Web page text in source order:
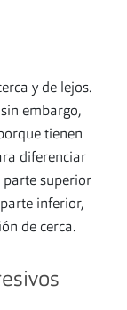
y de lejos.
embargo,
tienen
diferenciar
parte superior
inferior,
de cerca.